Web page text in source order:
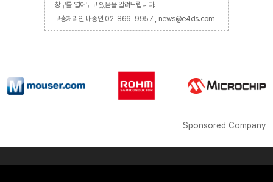
창구를 열어두고 있음을 알려드립니다.
고충처리인 배종인 02-866-9957 , news@e4ds.com
Sponsored Company